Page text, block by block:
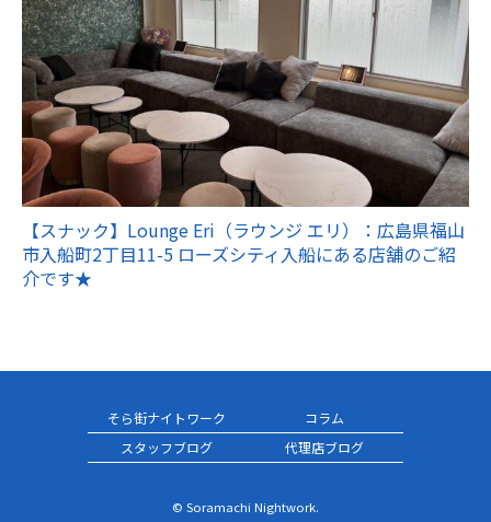
【スナック】Lounge Eri（ラウンジ エリ）：広島県福山
市入船町2丁目11-5 ローズシティ入船にある店舗のご紹
介です★
そら街ナイトワーク
コラム
スタッフブログ
代理店ブログ
© Soramachi Nightwork.